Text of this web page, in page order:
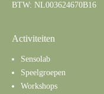
BTW: NL003624670B16
Activiteiten
Sensolab
Speelgroepen
Workshops